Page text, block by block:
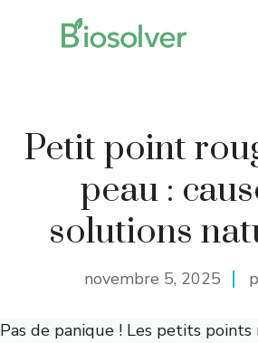
Petit point
peau :
solutions
novembre 5, 2025
Pas de panique ! Les petits